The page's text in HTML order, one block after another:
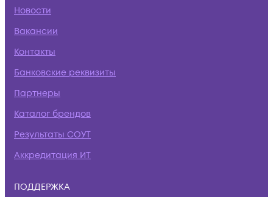
Новости
Вакансии
Контакты
Банковские реквизиты
Партнеры
Каталог брендов
Результаты СОУТ
Аккредитация ИТ
ПОДДЕРЖКА